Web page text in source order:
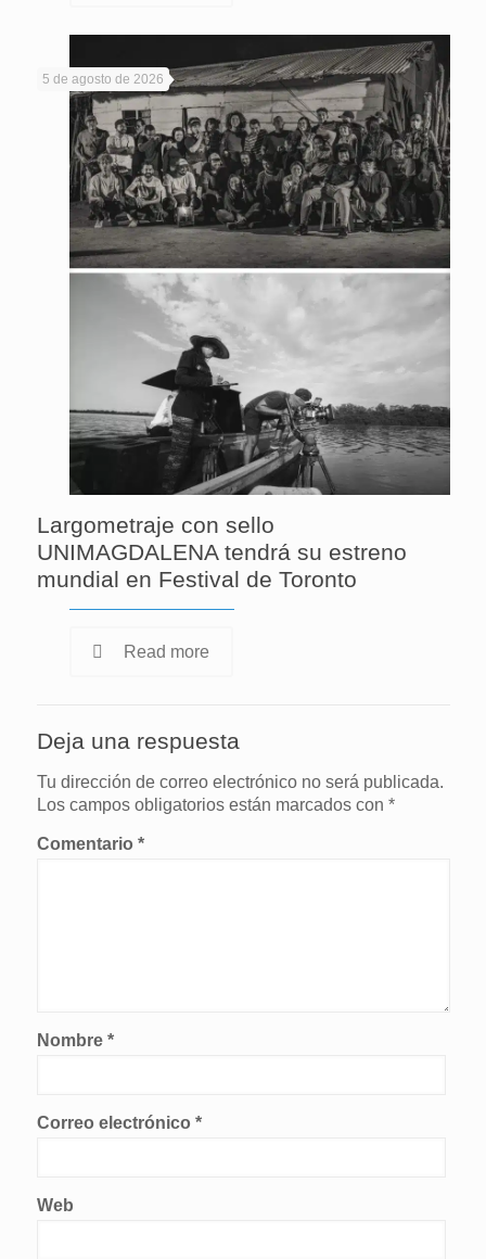
5 de agosto de 2026
Largometraje con sello
UNIMAGDALENA tendrá su estreno
mundial en Festival de Toronto
Read more
Deja una respuesta
Tu dirección de correo electrónico no será publicada.
Los campos obligatorios están marcados con *
Comentario *
Nombre *
Correo electrónico *
Web